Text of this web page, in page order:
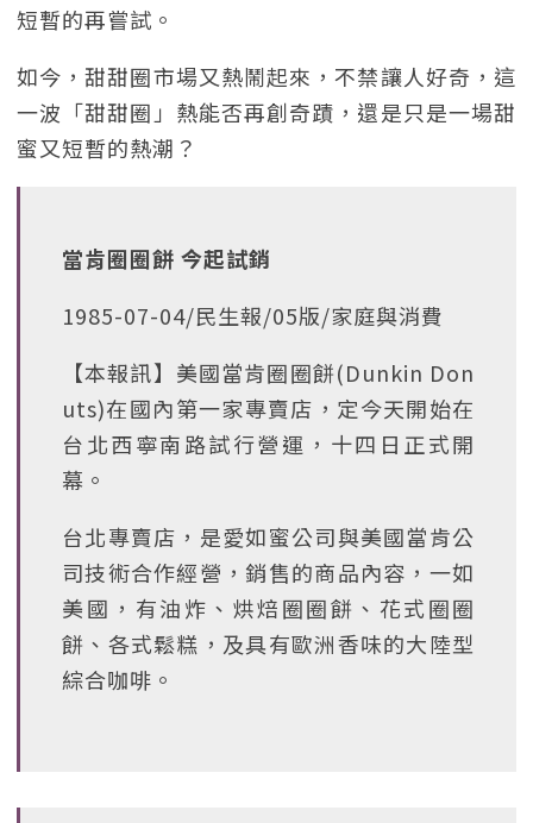
短暫的再嘗試。
如今，甜甜圈市場又熱鬧起來，不禁讓人好奇，這
一波「甜甜圈」熱能否再創奇蹟，還是只是一場甜
蜜又短暫的熱潮？
當肯圈圈餅 今起試銷
1985-07-04/民生報/05版/家庭與消費
【本報訊】美國當肯圈圈餅(Dunkin Don
uts)在國內第一家專賣店，定今天開始在
台北西寧南路試行營運，十四日正式開
幕。
台北專賣店，是愛如蜜公司與美國當肯公
司技術合作經營，銷售的商品內容，一如
美國，有油炸、烘焙圈圈餅、花式圈圈
餅、各式鬆糕，及具有歐洲香味的大陸型
綜合咖啡。